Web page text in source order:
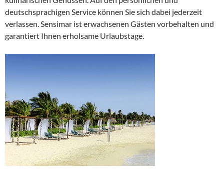
deutschsprachigen Service können Sie sich dabei jederzeit
verlassen. Sensimar ist erwachsenen Gästen vorbehalten und
garantiert Ihnen erholsame Urlaubstage.